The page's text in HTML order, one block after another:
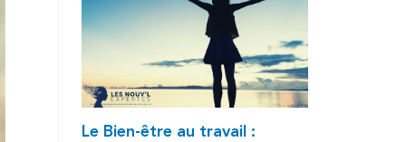
Le Bien-être au travail :